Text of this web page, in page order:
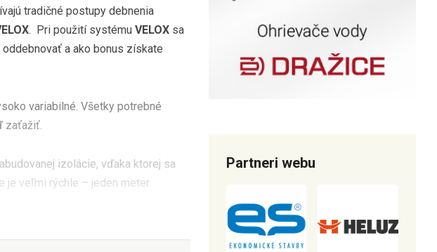
tradičné postupy debnenia
. Pri použití systému VELOX sa
a ako bonus získate
variabilné. Všetky potrebné
zaťažiť.
izolácie, vďaka ktorej sa
je veľmi rýchle – jeden meter
Partneri webu